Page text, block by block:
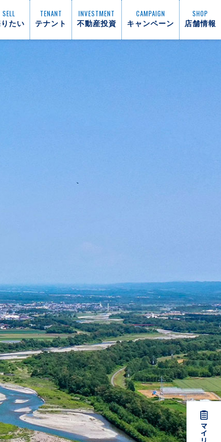
SELL
たい
TENANT
テナント
INVESTMENT
不動産投資
CAMPAIGN
キャンペーン
SHOP
店舗情報